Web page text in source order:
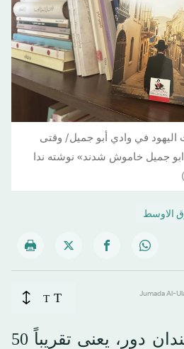
في وادي أبو جميل/ وقتی
ابو جمیل خاموش شدند» نوشته ندا
الاوسط
T
T
در گذشته‌ای نه چندان دور، یعنی تقریباً 50